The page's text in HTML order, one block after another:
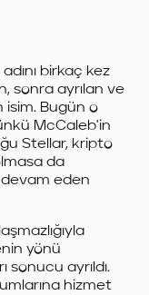
birkaç kez
sonra ayrılan ve
Bugün o
McCaleb'in
Stellar, kripto
da
eden
yönü
sonucu ayrıldı.
hizmet